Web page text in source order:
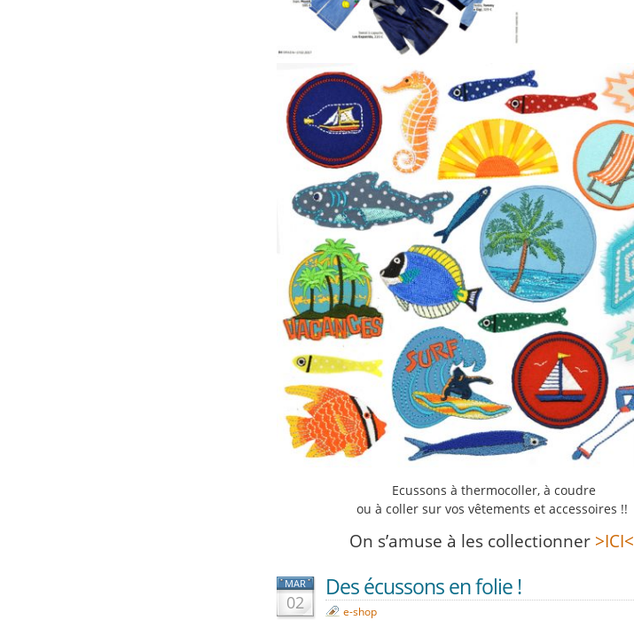
Ecussons à thermocoller, à coudre
ou à coller sur vos vêtements et accessoires !!
On s’amuse à les collectionner >ICI<
MAR
02
Des écussons en folie !
e-shop